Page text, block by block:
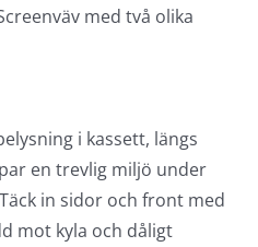
med två olika
i kassett, längs
en trevlig miljö under
in sidor och front med
mot kyla och dåligt